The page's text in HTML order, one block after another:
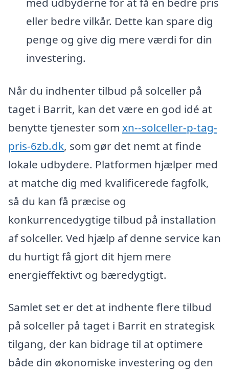
eller bedre vilkår. Dette kan spare dig
penge og give dig mere værdi for din
investering.
Når du indhenter tilbud på solceller på
taget i Barrit, kan det være en god idé at
benytte tjenester som xn--solceller-p-tag-
pris-6zb.dk, som gør det nemt at finde
lokale udbydere. Platformen hjælper med
at matche dig med kvalificerede fagfolk,
så du kan få præcise og
konkurrencedygtige tilbud på installation
af solceller. Ved hjælp af denne service kan
du hurtigt få gjort dit hjem mere
energieffektivt og bæredygtigt.
Samlet set er det at indhente flere tilbud
på solceller på taget i Barrit en strategisk
tilgang, der kan bidrage til at optimere
både din økonomiske investering og den